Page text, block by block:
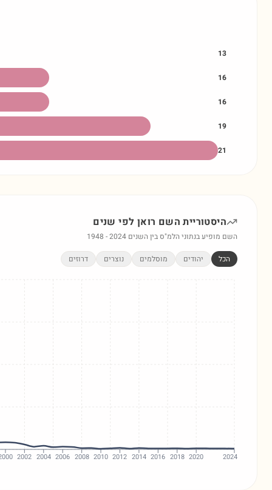
13
16
16
19
21
היסטוריית השם רואן לפי שנים
השם מופיע בנתוני הלמ"ס בין השנים 1948 -2024
הכל יהודים מוסלמים נוצרים דרוזים
2002 2004 2006 2008 2010 2012 2014 2016 2018 2020 2024